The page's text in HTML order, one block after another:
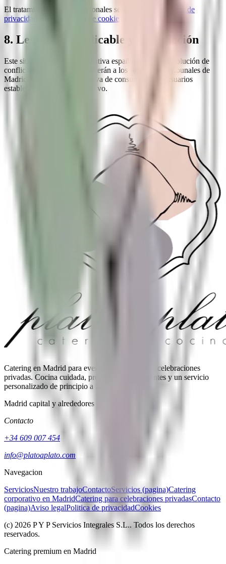
El tratamiento de datos personales se regula en la
Política de
privacidad
Política de cookies
8. Legislación aplicable y jurisdicción
Este sitio se rige por la normativa española. Para la resolución de
conflictos, las partes se someterán a los Juzgados y Tribunales de
Madrid, salvo que la normativa de consumidores y usuarios
establezca otro fuero imperativo.
Catering en Madrid para eventos corporativos y celebraciones
privadas. Cocina cuidada, presentaciones elegantes y un servicio
personalizado de principio a fin.
Madrid capital y alrededores
Contacto
+34 609 007 454
info@platoaplato.com
Navegacion
ServiciosNuestro trabajoContactoServicios (pagina)Catering
corporativo en MadridCatering para celebraciones privadasContacto
(pagina)Aviso legalPolitica de privacidadCookies
(c) 2026 P Y P Servicios Integrales S.L.. Todos los derechos
reservados.
Catering premium en Madrid